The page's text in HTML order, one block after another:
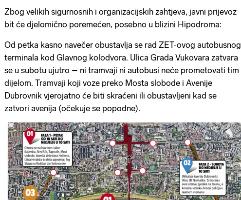
Zbog velikih sigurnosnih i organizacijskih zahtjeva, javni prijevoz
bit će djelomično poremećen, posebno u blizini Hipodroma:
Od petka kasno navečer obustavlja se rad ZET-ovog autobusnog
terminala kod Glavnog kolodvora. Ulica Grada Vukovara zatvara
se u subotu ujutro – ni tramvaji ni autobusi neće prometovati tim
dijelom. Tramvaji koji voze preko Mosta slobode i Avenije
Dubrovnik vjerojatno će biti skraćeni ili obustavljeni kad se
zatvori avenija (očekuje se popodne).